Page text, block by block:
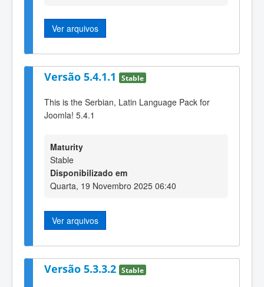
Ver arquivos
Versão 5.4.1.1 Stable
This is the Serbian, Latin Language Pack for
Joomla! 5.4.1
Maturity
Stable
Disponibilizado em
Quarta, 19 Novembro 2025 06:40
Ver arquivos
Versão 5.3.3.2 Stable